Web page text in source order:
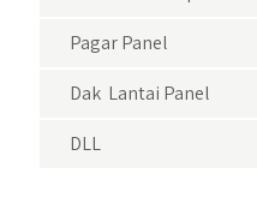
Pagar Panel
Dak Lantai Panel
DLL